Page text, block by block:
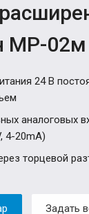
МР-02м
24 В
аналоговых
4-20mA)
торцевой
Задать